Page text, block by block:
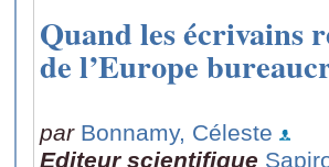
Quand les écrivains
de l’Europe
par Bonnamy, Céleste
Editeur scientifique